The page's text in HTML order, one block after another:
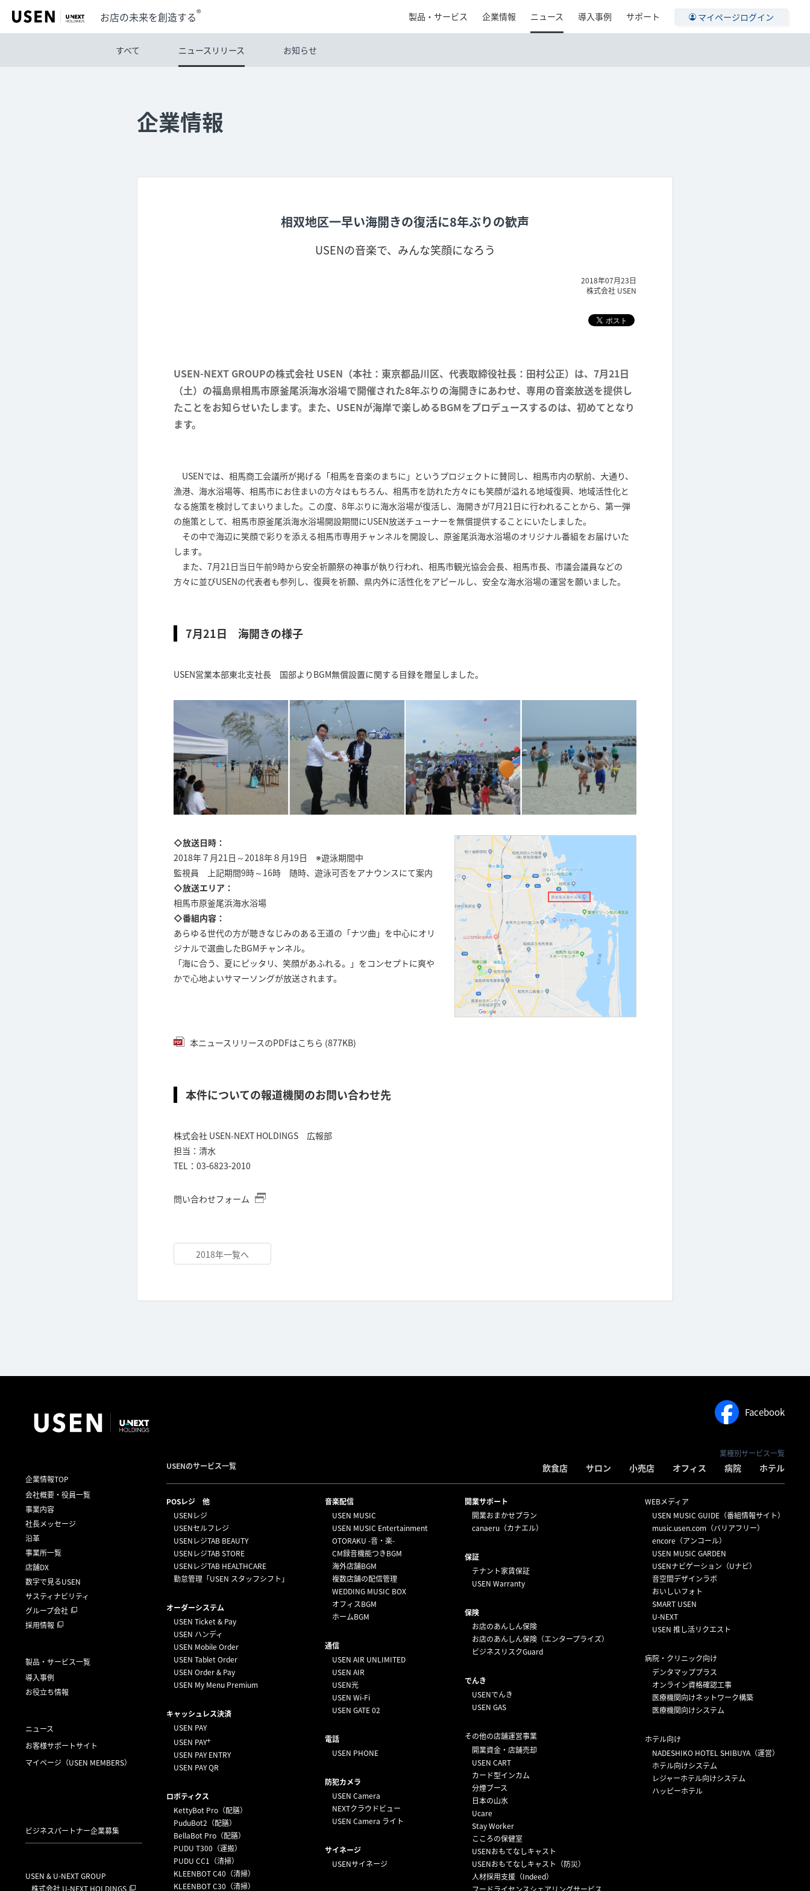
製品・サービス 企業情報 ニュース 導入事例 サポート マイページログイン
お店の未来を創造する®
すべて ニュースリリース お知らせ
企業情報
相双地区一早い海開きの復活に8年ぶりの歓声
USENの音楽で、みんな笑顔になろう
2018年07月23日
株式会社 USEN
USEN-NEXT GROUPの株式会社 USEN（本社：東京都品川区、代表取締役社長：田村公正）は、7月21日
（土）の福島県相馬市原釜尾浜海水浴場で開催された8年ぶりの海開きにあわせ、専用の音楽放送を提供し
たことをお知らせいたします。また、USENが海岸で楽しめるBGMをプロデュースするのは、初めてとなり
ます。
USENでは、相馬商工会議所が掲げる「相馬を音楽のまちに」というプロジェクトに賛同し、相馬市内の駅前、大通り、
漁港、海水浴場等、相馬市にお住まいの方々はもちろん、相馬市を訪れた方々にも笑顔が溢れる地域復興、地域活性化と
なる施策を検討してまいりました。この度、8年ぶりに海水浴場が復活し、海開きが7月21日に行われることから、第一弾
の施策として、相馬市原釜尾浜海水浴場開設期間にUSEN放送チューナーを無償提供することにいたしました。
その中で海辺に笑顔で彩りを添える相馬市専用チャンネルを開設し、原釜尾浜海水浴場のオリジナル番組をお届けいた
します。
また、7月21日当日午前9時から安全祈願祭の神事が執り行われ、相馬市観光協会会長、相馬市長、市議会議員などの
方々に並びUSENの代表者も参列し、復興を祈願、県内外に活性化をアピールし、安全な海水浴場の運営を願いました。
7月21日 海開きの様子
USEN営業本部東北支社長 国部よりBGM無償設置に関する目録を贈呈しました。
◇放送日時：
2018年７月21日～2018年８月19日 ※遊泳期間中
監視員 上記期間9時～16時 随時、遊泳可否をアナウンスにて案内
◇放送エリア：
相馬市原釜尾浜海水浴場
◇番組内容：
あらゆる世代の方が聴きなじみのある王道の「ナツ曲」を中心にオリ
ジナルで選曲したBGMチャンネル。
「海に合う、夏にピッタリ、笑顔があふれる。」をコンセプトに爽や
かで心地よいサマーソングが放送されます。
本ニュースリリースのPDFはこちら (877KB)
本件についての報道機関のお問い合わせ先
株式会社 USEN-NEXT HOLDINGS 広報部
担当：清水
TEL：03‐6823‐2010
問い合わせフォーム
2018年一覧へ
Facebook
業種別サービス一覧
飲食店 サロン 小売店 オフィス 病院 ホテル
企業情報TOP
会社概要・役員一覧
事業内容
社長メッセージ
沿革
事業所一覧
店舗DX
数字で見るUSEN
サスティナビリティ
グループ会社
採用情報
製品・サービス一覧
導入事例
お役立ち情報
ニュース
お客様サポートサイト
マイページ （USEN MEMBERS）
ビジネスパートナー企業募集
USEN & U-NEXT GROUP
株式会社 U-NEXT HOLDINGS
USENのサービス一覧
POSレジ 他
USENレジ
USENセルフレジ
USENレジTAB BEAUTY
USENレジTAB STORE
USENレジTAB HEALTHCARE
勤怠管理「USEN スタッフシフト」
オーダーシステム
USEN Ticket & Pay
USEN ハンディ
USEN Mobile Order
USEN Tablet Order
USEN Order & Pay
USEN My Menu Premium
キャッシュレス決済
USEN PAY
USEN PAY+
USEN PAY ENTRY
USEN PAY QR
ロボティクス
KettyBot Pro（配膳）
PuduBot2（配膳）
BellaBot Pro（配膳）
PUDU T300（運搬）
PUDU CC1（清掃）
KLEENBOT C40（清掃）
KLEENBOT C30（清掃）
⁩音楽配信
USEN MUSIC
USEN MUSIC Entertainment
OTORAKU -音・楽-
CM録音機能つきBGM
海外店舗BGM
複数店舗の配信管理
WEDDING MUSIC BOX
オフィスBGM
ホームBGM
通信
USEN AIR UNLIMITED
USEN AIR
USEN光
USEN Wi-Fi
USEN GATE 02
電話
USEN PHONE
防犯カメラ
USEN Camera
NEXTクラウドビュー
USEN Camera ライト
サイネージ
USENサイネージ
開業サポート
開業おまかせプラン
canaeru（カナエル）
保証
テナント家賃保証
USEN Warranty
保険
お店のあんしん保険
お店のあんしん保険（エンタープライズ）
ビジネスリスクGuard
でんき
USENでんき
USEN GAS
その他の店舗運営事業
開業資金・店舗売却
USEN CART
カード型インカム
分煙ブース
日本の山水
Ucare
Stay Worker
こころの保健室
USENおもてなしキャスト
USENおもてなしキャスト（防災）
人材採用支援（Indeed）
WEBメディア
USEN MUSIC GUIDE（番組情報サイト）
music.usen.com（バリアフリー）
encore（アンコール）
USEN MUSIC GARDEN
USENナビゲーション（Uナビ）
音空間デザインラボ
おいしいフォト
SMART USEN
U-NEXT
USEN 推し活リクエスト
病院・クリニック向け
デンタマッププラス
オンライン資格確認工事
医療機関向けネットワーク構築
医療機関向けシステム
ホテル向け
NADESHIKO HOTEL SHIBUYA（運営）
ホテル向けシステム
レジャーホテル向けシステム
ハッピーホテル